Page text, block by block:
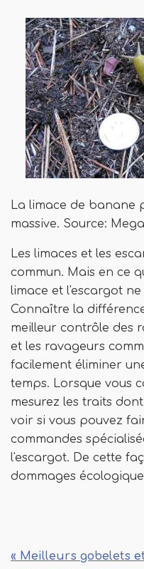
La limace de banane
massive. Source:
Les limaces et les
commun. Mais en ce
limace et l'escargot
Connaître la
meilleur contrôle des
et les ravageurs
facilement éliminer
temps. Lorsque vous
mesurez les traits
voir si vous pouvez
commandes
l'escargot. De cette
dommages
« Meilleurs gobelets